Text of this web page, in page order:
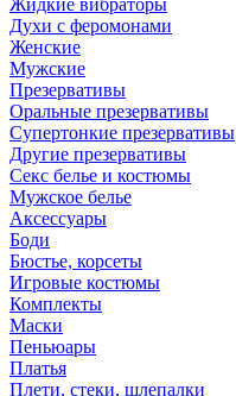
Жидкие вибраторы
Духи с феромонами
Женские
Мужские
Презервативы
Оральные презервативы
Супертонкие презервативы
Другие презервативы
Секс белье и костюмы
Мужское белье
Аксессуары
Боди
Бюстье, корсеты
Игровые костюмы
Комплекты
Маски
Пеньюары
Платья
Плети, стеки, шлепалки